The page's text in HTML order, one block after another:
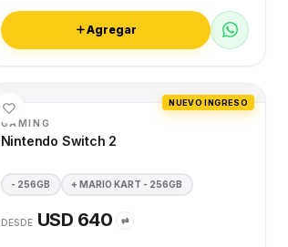
Agregar
NUEVO INGRESO
GAMING
Nintendo Switch 2
- 256GB + MARIO KART - 256GB
DESDE USD 640 ⇄